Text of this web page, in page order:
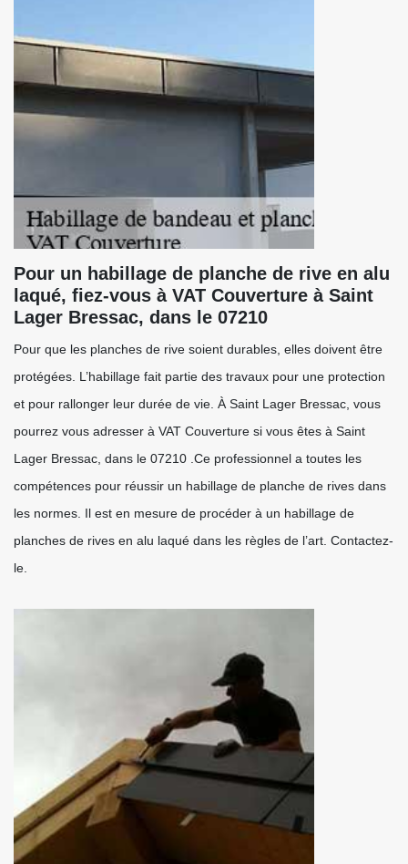
Pour un habillage de planche de rive en alu
laqué, fiez-vous à VAT Couverture à Saint
Lager Bressac, dans le 07210
Pour que les planches de rive soient durables, elles doivent être
protégées. L’habillage fait partie des travaux pour une protection
et pour rallonger leur durée de vie. À Saint Lager Bressac, vous
pourrez vous adresser à VAT Couverture si vous êtes à Saint
Lager Bressac, dans le 07210 .Ce professionnel a toutes les
compétences pour réussir un habillage de planche de rives dans
les normes. Il est en mesure de procéder à un habillage de
planches de rives en alu laqué dans les règles de l’art. Contactez-
le.